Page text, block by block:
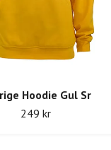
Hoodie Gul Sr
249 kr